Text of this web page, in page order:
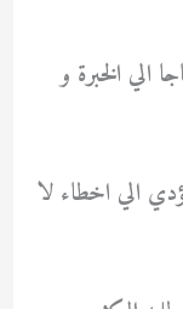
الي الخبرة و
الي اخطاء لا